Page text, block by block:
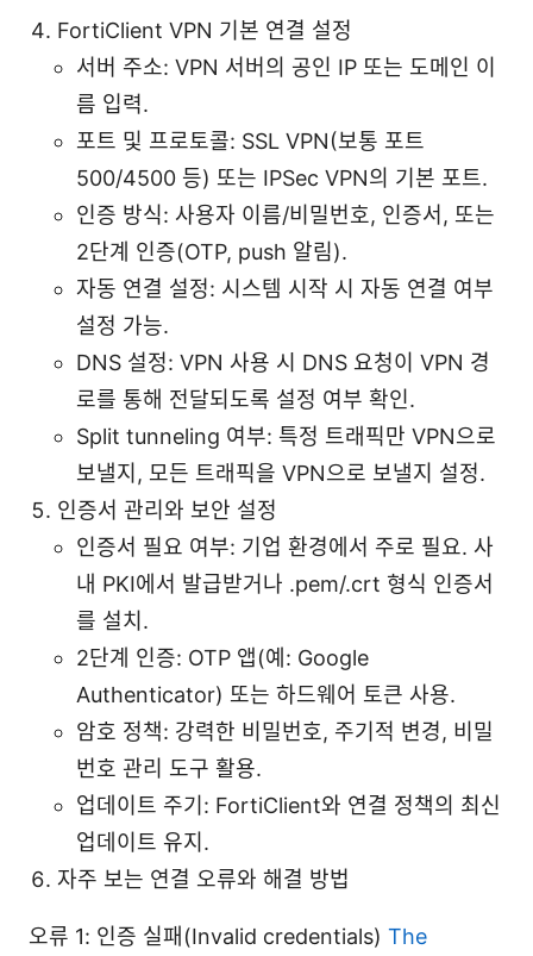
FortiClient VPN 기본 연결 설정
서버 주소: VPN 서버의 공인 IP 또는 도메인 이
름 입력.
포트 및 프로토콜: SSL VPN(보통 포트
500/4500 등) 또는 IPSec VPN의 기본 포트.
인증 방식: 사용자 이름/비밀번호, 인증서, 또는
2단계 인증(OTP, push 알림).
자동 연결 설정: 시스템 시작 시 자동 연결 여부
설정 가능.
DNS 설정: VPN 사용 시 DNS 요청이 VPN 경
로를 통해 전달되도록 설정 여부 확인.
Split tunneling 여부: 특정 트래픽만 VPN으로
보낼지, 모든 트래픽을 VPN으로 보낼지 설정.
인증서 관리와 보안 설정
인증서 필요 여부: 기업 환경에서 주로 필요. 사
내 PKI에서 발급받거나 .pem/.crt 형식 인증서
를 설치.
2단계 인증: OTP 앱(예: Google
Authenticator) 또는 하드웨어 토큰 사용.
암호 정책: 강력한 비밀번호, 주기적 변경, 비밀
번호 관리 도구 활용.
업데이트 주기: FortiClient와 연결 정책의 최신
업데이트 유지.
자주 보는 연결 오류와 해결 방법
오류 1: 인증 실패(Invalid credentials) The